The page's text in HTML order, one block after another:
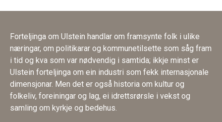
Forteljinga om Ulstein handlar om framsynte folk i ulike
næringar, om politikarar og kommunetilsette som såg fram
i tid og kva som var nødvendig i samtida; ikkje minst er
Ulstein forteljinga om ein industri som fekk internasjonale
dimensjonar. Men det er også historia om kultur og
folkeliv, foreiningar og lag, ei idrettsrørsle i vekst og
samling om kyrkje og bedehus.